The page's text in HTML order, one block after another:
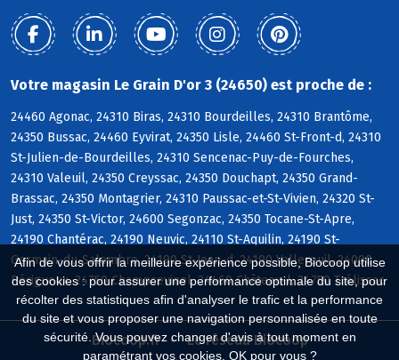
Afin de vous offrir la meilleure expérience possible, Biocoop utilise
des cookies : pour assurer une performance optimale du site, pour
récolter des statistiques afin d'analyser le trafic et la performance
du site et vous proposer une navigation personnalisée en toute
sécurité. Vous pouvez changer d'avis à tout moment en
paramétrant vos cookies. OK pour vous ?
Votre magasin Le Grain D'or 3 (24650) est proche de :
24460 Agonac, 24310 Biras, 24310 Bourdeilles, 24310 Brantôme,
24350 Bussac, 24460 Eyvirat, 24350 Lisle, 24460 St-Front-d, 24310
St-Julien-de-Bourdeilles, 24310 Sencenac-Puy-de-Fourches,
24310 Valeuil, 24350 Creyssac, 24350 Douchapt, 24350 Grand-
Brassac, 24350 Montagrier, 24310 Paussac-et-St-Vivien, 24320 St-
Just, 24350 St-Victor, 24600 Segonzac, 24350 Tocane-St-Apre,
24190 Chantérac, 24190 Neuvic, 24110 St-Aquilin, 24190 St-
Germain-du-Salembre, 24190 St-Jean-d, 24190 Vallereuil, 24000
Périgueux, 24750 Champcevinel, 24460 Château-l, 24750 Trélissac
Biocoop.fr
Le réseau Biocoop